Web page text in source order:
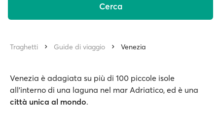
Cerca
Traghetti Guide di viaggio Venezia
Venezia è adagiata su più di 100 piccole isole
all'interno di una laguna nel mar Adriatico, ed è una
città unica al mondo.